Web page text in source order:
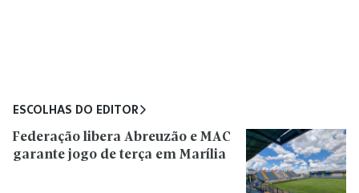
ESCOLHAS DO EDITOR
Federação libera Abreuzão e MAC
garante jogo de terça em Marília